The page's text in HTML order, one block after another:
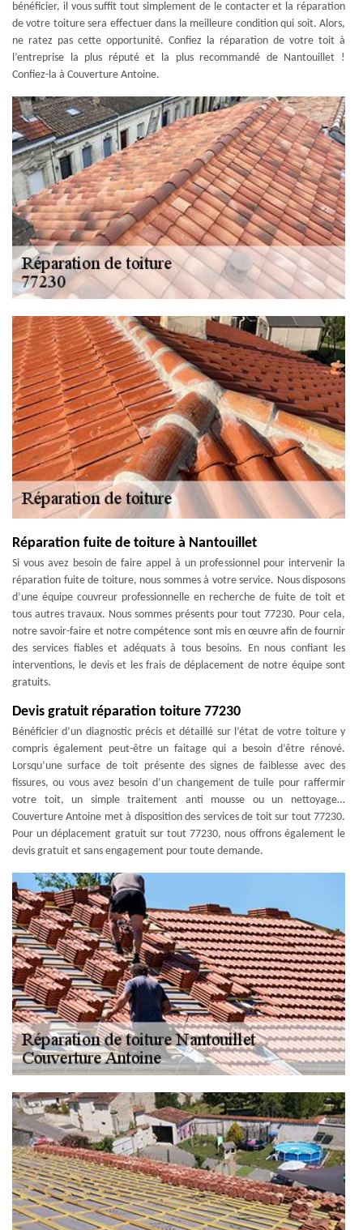
bénéficier, il vous suffit tout simplement de le contacter et la réparation
de votre toiture sera effectuer dans la meilleure condition qui soit. Alors,
ne ratez pas cette opportunité. Confiez la réparation de votre toit à
l’entreprise la plus réputé et la plus recommandé de Nantouillet !
Confiez-la à Couverture Antoine.
Réparation fuite de toiture à Nantouillet
Si vous avez besoin de faire appel à un professionnel pour intervenir la
réparation fuite de toiture, nous sommes à votre service. Nous disposons
d’une équipe couvreur professionnelle en recherche de fuite de toit et
tous autres travaux. Nous sommes présents pour tout 77230. Pour cela,
notre savoir-faire et notre compétence sont mis en œuvre afin de fournir
des services fiables et adéquats à tous besoins. En nous confiant les
interventions, le devis et les frais de déplacement de notre équipe sont
gratuits.
Devis gratuit réparation toiture 77230
Bénéficier d’un diagnostic précis et détaillé sur l’état de votre toiture y
compris également peut-être un faitage qui a besoin d’être rénové.
Lorsqu’une surface de toit présente des signes de faiblesse avec des
fissures, ou vous avez besoin d’un changement de tuile pour raffermir
votre toit, un simple traitement anti mousse ou un nettoyage…
Couverture Antoine met à disposition des services de toit sur tout 77230.
Pour un déplacement gratuit sur tout 77230, nous offrons également le
devis gratuit et sans engagement pour toute demande.